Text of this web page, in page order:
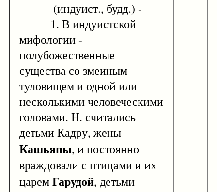
(индуист., будд.) -
1. В индуистской
мифологии -
полубожественные
существа со змеиным
туловищем и одной или
несколькими человеческими
головами. Н. считались
детьми Кадру, жены
Кашьяпы, и постоянно
враждовали с птицами и их
царемГарудой, детьми